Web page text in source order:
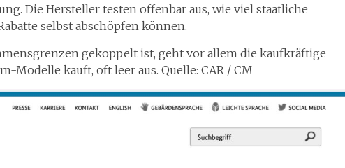
Die Hersteller testen offenbar aus, wie viel staatliche
selbst abschöpfen können.
gekoppelt ist, geht vor allem die kaufkräftige
Modelle kauft, oft leer aus. Quelle: CAR / CM